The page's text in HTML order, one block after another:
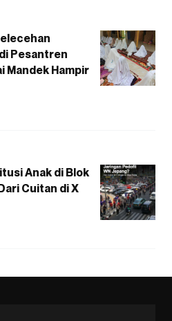
Pesantren
Mandek Hampir
Anak di Blok
Cuitan di X